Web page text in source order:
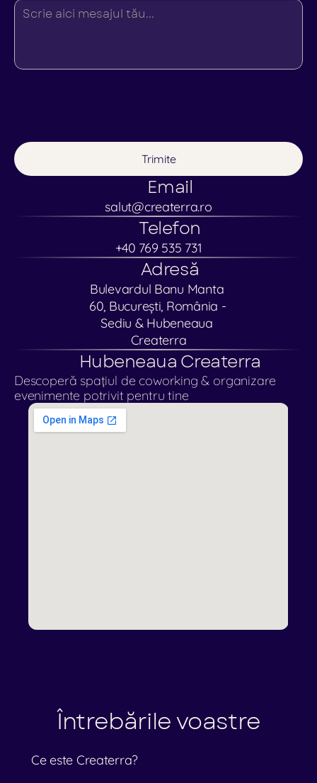
Contact
Trimite
Email
salut@createrra.ro
Telefon
+40 769 535 731
Adresă
Bulevardul Banu Manta
60, București, România -
Sediu & Hubeneaua
Createrra
Hubeneaua Createrra
Descoperă spațiul de coworking & organizare
evenimente potrivit pentru tine
Întrebările voastre
Ce este Createrra?